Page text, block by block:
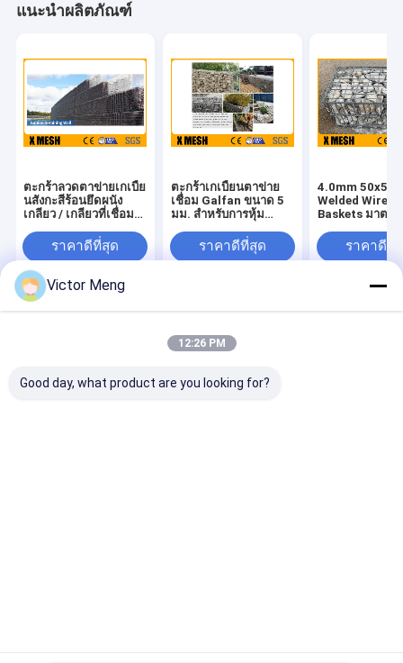
แนะนำผลิตภัณฑ์
ตะกร้าลวดตาข่ายเกเบี้ย
นสังกะสีร้อนยึดผนัง
เกลียว / เกลียวที่เชื่อม
ราคาดีที่สุด
ตะกร้าเกเบี้ยนตาข่าย
เชื่อม Galfan ขนาด 5
มม. สำหรับการหุ้ม
ราคาดีที่สุด
4.0mm
Welded Wire
Baskets มาตร
ราคาดีที่
Desktop Site
แผนผังเว็บไซต์
Privacy Policy
Anping Yuanfengrun Mesh Products Co., Ltd.. All Rights Reserved.
Victor Meng
12:26 PM
Good day, what product are you looking for?